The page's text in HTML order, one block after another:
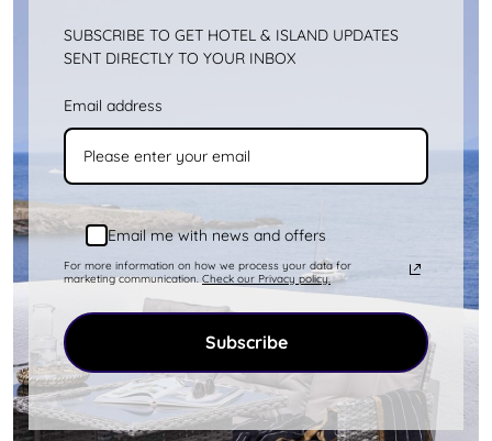
περισσότερα
SUBSCRIBE TO GET HOTEL & ISLAND UPDATES
SENT DIRECTLY TO YOUR INBOX
Email address
Email me with news and offers
For more information on how we process your data for
marketing communication. Check our Privacy policy.
Subscribe